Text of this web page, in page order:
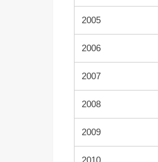
2005
2006
2007
2008
2009
2010